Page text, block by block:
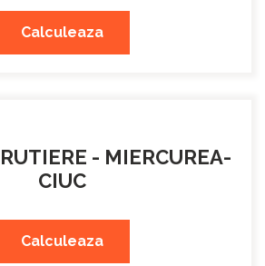
Calculeaza
- MIERCUREA-
CIUC
Calculeaza